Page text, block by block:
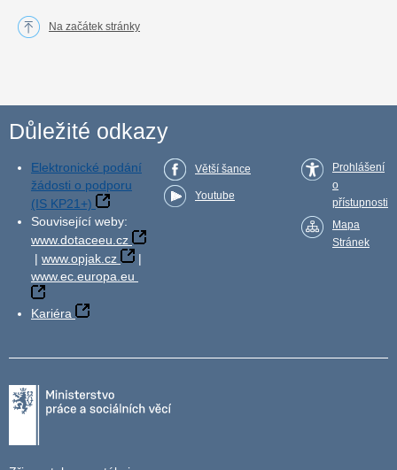
Na začátek stránky
Důležité odkazy
Elektronické podání
žádosti o podporu
(IS KP21+)
Související weby:
www.dotaceeu.cz
| www.opjak.cz
|
www.ec.europa.eu
Kariéra
Větší šance
Youtube
Prohlášení
o
přístupnosti
Mapa
Stránek